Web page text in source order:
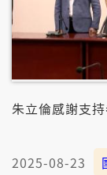
朱立倫感謝支
2025-08-23